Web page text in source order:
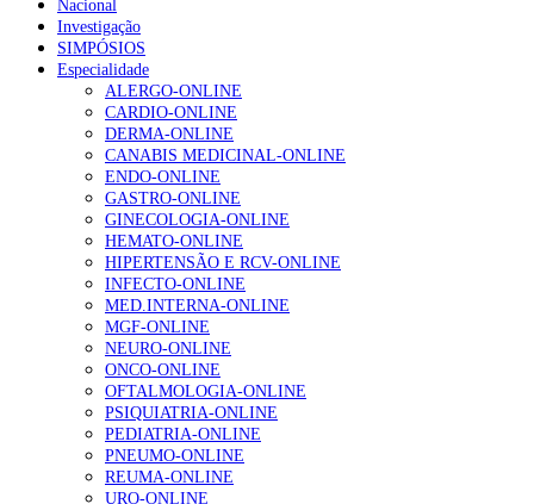
NOTÍCIAS RECENTES
Quase 11.900 jovens recorreram aos cheques psicólogo e
nutricionista no primeiro mês
ULS de Coimbra estreia cirurgia endoscópica do ouvido com
apoio robótico em Portugal
Enfermeiros exigem esclarecimentos sobre eventual gestão
privada da ULS do Algarve 7 de Agosto, 2026
Ordem dos Médicos alerta para riscos no novo sistema de acesso
a consultas e cirurgias
Portugal está a formar os médicos de que precisa?
2026
NOTÍCIAS MAIS LIDAS
Nacional
Investigação
SIMPÓSIOS
Especialidade
ALERGO-ONLINE
CARDIO-ONLINE
DERMA-ONLINE
CANABIS MEDICINAL-ONLINE
ENDO-ONLINE
GASTRO-ONLINE
GINECOLOGIA-ONLINE
HEMATO-ONLINE
HIPERTENSÃO E RCV-ONLINE
INFECTO-ONLINE
MED.INTERNA-ONLINE
MGF-ONLINE
NEURO-ONLINE
ONCO-ONLINE
OFTALMOLOGIA-ONLINE
PSIQUIATRIA-ONLINE
PEDIATRIA-ONLINE
PNEUMO-ONLINE
REUMA-ONLINE
URO-ONLINE